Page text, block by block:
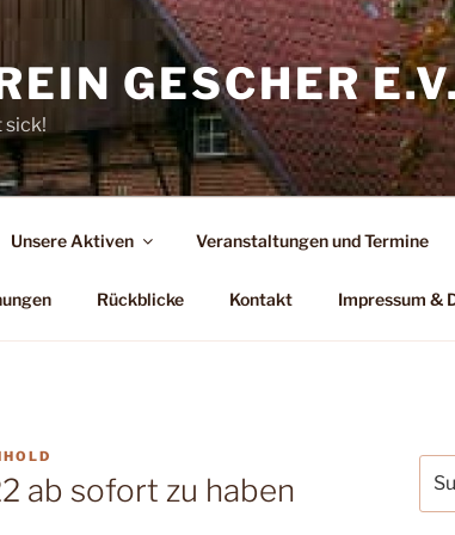
GESCHER
sick!
Unsere Aktiven Veranstaltungen und Termine
Rückblicke Kontakt Impressum &
ab sofort zu haben